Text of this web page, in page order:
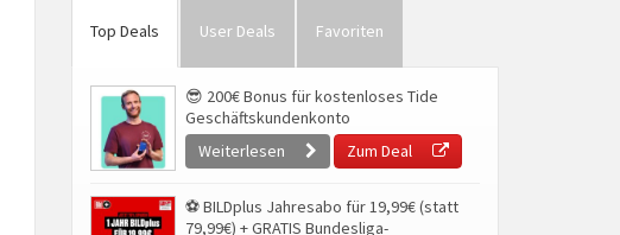
Top Deals User Deals Favoriten
😎 200€ Bonus für kostenloses Tide
Geschäftskundenkonto
Weiterlesen
Zum Deal
⚽ BILDplus Jahresabo für 19,99€ (statt
79,99€) + GRATIS Bundesliga-